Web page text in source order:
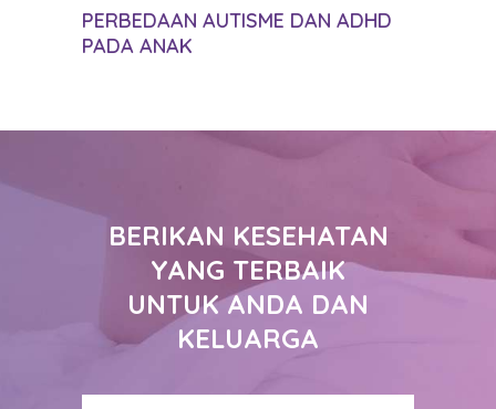
PERBEDAAN AUTISME DAN ADHD
PADA ANAK
BERIKAN KESEHATAN
YANG TERBAIK
UNTUK ANDA DAN
KELUARGA